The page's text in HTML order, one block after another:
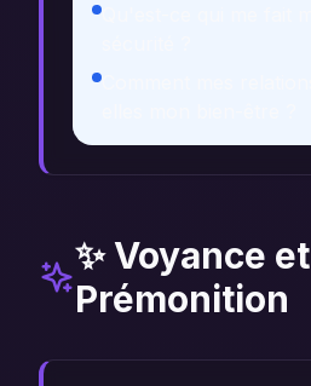
✨ Voyance et
Prémonition